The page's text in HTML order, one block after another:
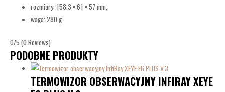
rozmiary: 158.3 × 61 × 57 mm,
waga: 280 g.
0/5 (0 Reviews)
PODOBNE PRODUKTY
TERMOWIZOR OBSERWACYJNY INFIRAY XEYE